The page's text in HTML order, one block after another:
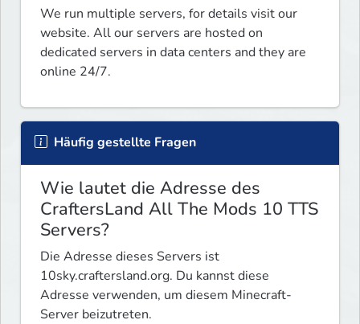
We run multiple servers, for details visit our
website. All our servers are hosted on
dedicated servers in data centers and they are
online 24/7.
Häufig gestellte Fragen
Wie lautet die Adresse des
CraftersLand All The Mods 10 TTS
Servers?
Die Adresse dieses Servers ist
10sky.craftersland.org. Du kannst diese
Adresse verwenden, um diesem Minecraft-
Server beizutreten.